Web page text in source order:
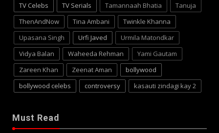
TV Celebs
TV Serials Tamannaah Bhatia
Tanuja
ThenAndNow
Tina Ambani
Twinkle Khanna
Upasana Singh
Urfi Javed
Urmila Matondkar
Vidya Balan
Waheeda Rehman
Yami Gautam
Zareen Khan
Zeenat Aman
bollywood
bollywood celebs
controversy kasauti zindagi kay 2
Must Read